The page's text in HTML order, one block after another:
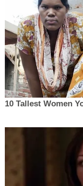
10 Tallest Women